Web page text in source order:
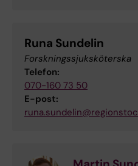
Runa Sundelin
Forskningssjuksköterska
Telefon:
070-160 73 50
E-post: